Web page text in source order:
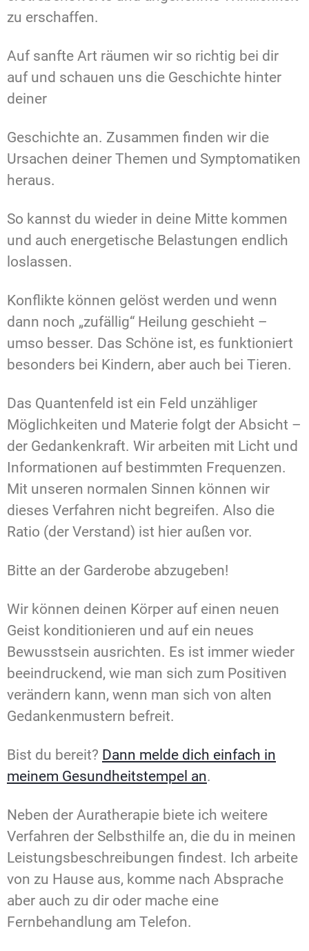
zu erschaffen.
Auf sanfte Art räumen wir so richtig bei dir
auf und schauen uns die Geschichte hinter
deiner
Geschichte an. Zusammen finden wir die
Ursachen deiner Themen und Symptomatiken
heraus.
So kannst du wieder in deine Mitte kommen
und auch energetische Belastungen endlich
loslassen.
Konflikte können gelöst werden und wenn
dann noch „zufällig“ Heilung geschieht –
umso besser. Das Schöne ist, es funktioniert
besonders bei Kindern, aber auch bei Tieren.
Das Quantenfeld ist ein Feld unzähliger
Möglichkeiten und Materie folgt der Absicht –
der Gedankenkraft. Wir arbeiten mit Licht und
Informationen auf bestimmten Frequenzen.
Mit unseren normalen Sinnen können wir
dieses Verfahren nicht begreifen. Also die
Ratio (der Verstand) ist hier außen vor.
Bitte an der Garderobe abzugeben!
Wir können deinen Körper auf einen neuen
Geist konditionieren und auf ein neues
Bewusstsein ausrichten. Es ist immer wieder
beeindruckend, wie man sich zum Positiven
verändern kann, wenn man sich von alten
Gedankenmustern befreit.
Bist du bereit? Dann melde dich einfach in
meinem Gesundheitstempel an.
Neben der Auratherapie biete ich weitere
Verfahren der Selbsthilfe an, die du in meinen
Leistungsbeschreibungen findest. Ich arbeite
von zu Hause aus, komme nach Absprache
aber auch zu dir oder mache eine
Fernbehandlung am Telefon.